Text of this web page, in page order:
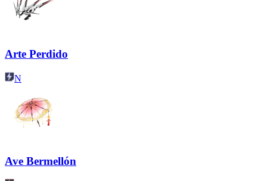
Arte Perdido
N
Ave Bermellón